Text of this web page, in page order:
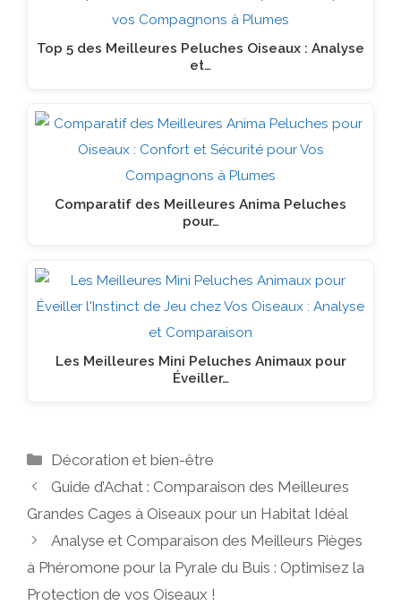
Top 5 des Meilleures Peluches Oiseaux : Analyse
et…
Comparatif des Meilleures Anima Peluches
pour…
Les Meilleures Mini Peluches Animaux pour
Éveiller…
Catégories
Décoration et bien-être
Guide d’Achat : Comparaison des Meilleures
Grandes Cages à Oiseaux pour un Habitat Idéal
Analyse et Comparaison des Meilleurs Pièges
à Phéromone pour la Pyrale du Buis : Optimisez la
Protection de vos Oiseaux !